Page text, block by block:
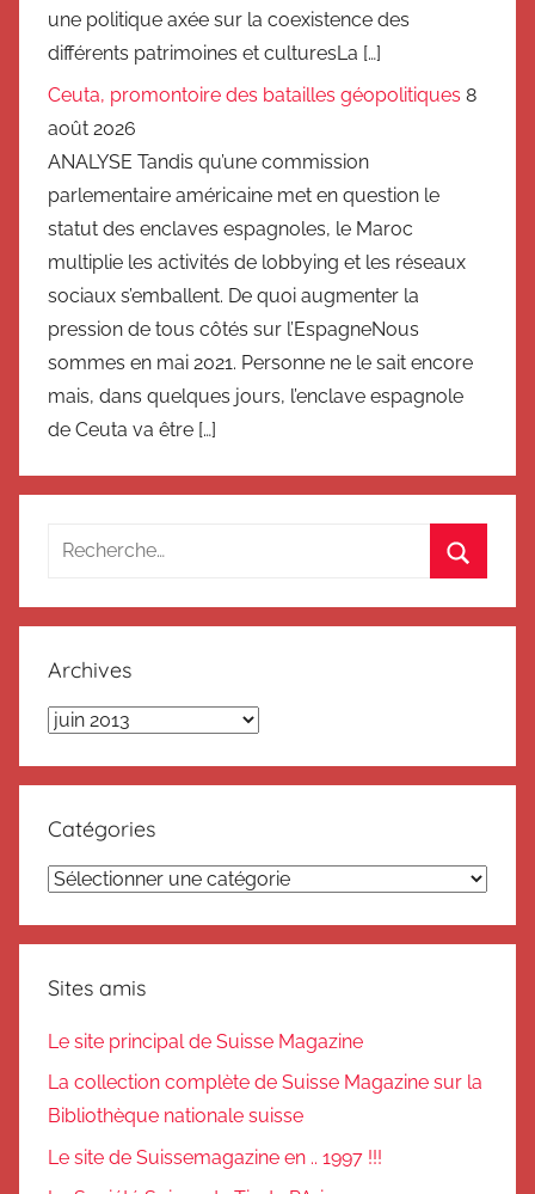
une politique axée sur la coexistence des
différents patrimoines et culturesLa […]
Ceuta, promontoire des batailles géopolitiques 8
août 2026
ANALYSE Tandis qu’une commission
parlementaire américaine met en question le
statut des enclaves espagnoles, le Maroc
multiplie les activités de lobbying et les réseaux
sociaux s’emballent. De quoi augmenter la
pression de tous côtés sur l’EspagneNous
sommes en mai 2021. Personne ne le sait encore
mais, dans quelques jours, l’enclave espagnole
de Ceuta va être […]
Recherche
:
Archives
Archives
Catégories
Catégories
Sites amis
Le site principal de Suisse Magazine
La collection complète de Suisse Magazine sur la
Bibliothèque nationale suisse
Le site de Suissemagazine en .. 1997 !!!